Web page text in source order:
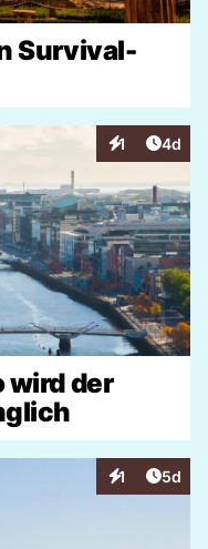
Survival-
1
Interaktionen
4d
wird der
1
Interaktionen
5d